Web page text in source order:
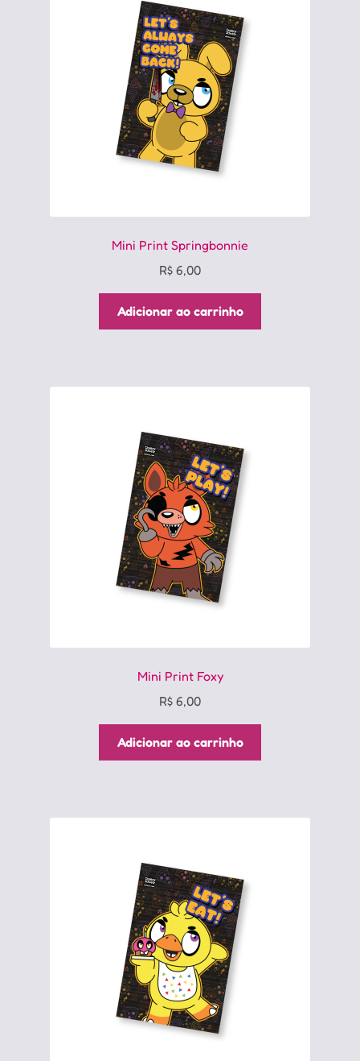
Mini Print Springbonnie
R$ 6,00
Adicionar ao carrinho
Mini Print Foxy
R$ 6,00
Adicionar ao carrinho